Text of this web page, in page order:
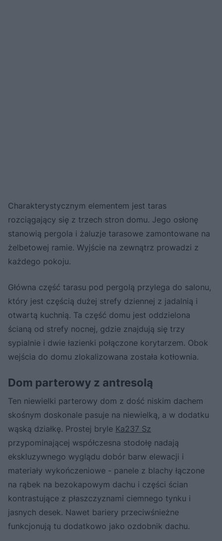
Charakterystycznym elementem jest taras
rozciągający się z trzech stron domu. Jego osłonę
stanowią pergola i żaluzje tarasowe zamontowane na
żelbetowej ramie. Wyjście na zewnątrz prowadzi z
każdego pokoju.
Główna część tarasu pod pergolą przylega do salonu,
który jest częścią dużej strefy dziennej z jadalnią i
otwartą kuchnią. Ta część domu jest oddzielona
ścianą od strefy nocnej, gdzie znajdują się trzy
sypialnie i dwie łazienki połączone korytarzem. Obok
wejścia do domu zlokalizowana została kotłownia.
Dom parterowy z antresolą
Ten niewielki parterowy dom z dość niskim dachem
skośnym doskonale pasuje na niewielką, a w dodatku
wąską działkę. Prostej bryle Ka237 Sz
przypominającej współczesna stodołę nadają
ekskluzywnego wyglądu dobór barw elewacji i
materiały wykończeniowe - panele z blachy łączone
na rąbek na bezokapowym dachu i części ścian
kontrastujące z płaszczyznami ciemnego tynku i
jasnych desek. Nawet bariery przeciwśnieżne
funkcjonują tu dodatkowo jako ozdobnik dachu.